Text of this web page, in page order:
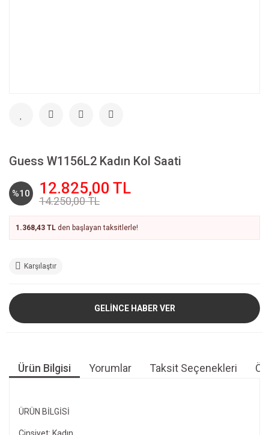
Guess W1156L2 Kadın Kol Saati
%10 12.825,00 TL
14.250,00 TL
1.368,43 TL den başlayan taksitlerle!
Karşılaştır
GELİNCE HABER VER
Ürün Bilgisi Yorumlar Taksit Seçenekleri
ÜRÜN BILGISI